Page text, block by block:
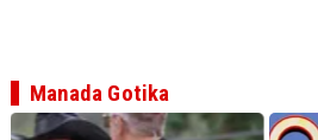
Manada Gotika